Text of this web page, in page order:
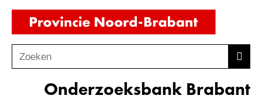
Ga
de
inhoud
o
Zoeken
Onderzoeksbank Brabant